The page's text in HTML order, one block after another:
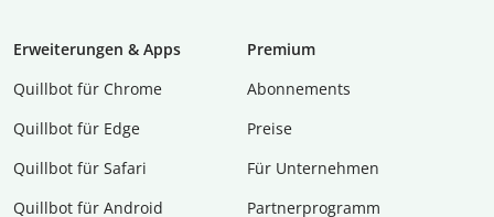
Erweiterungen & Apps
Quillbot für Chrome
Quillbot für Edge
Quillbot für Safari
Quillbot für Android
Premium
Abon­ne­ments
Preise
Für Unternehmen
Partnerprogramm